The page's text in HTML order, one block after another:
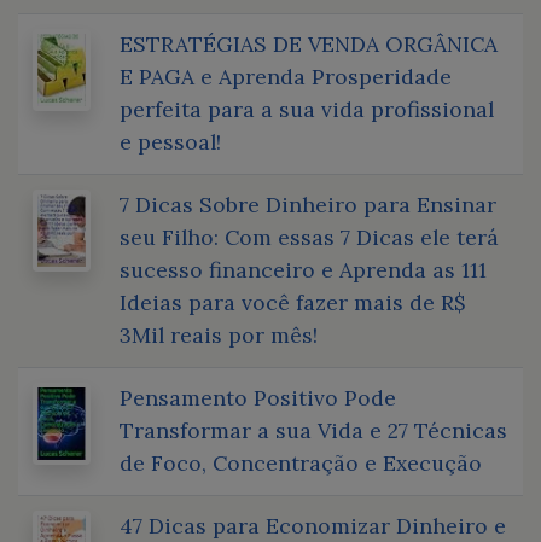
ESTRATÉGIAS DE VENDA ORGÂNICA
E PAGA e Aprenda Prosperidade
perfeita para a sua vida profissional
e pessoal!
7 Dicas Sobre Dinheiro para Ensinar
seu Filho: Com essas 7 Dicas ele terá
sucesso financeiro e Aprenda as 111
Ideias para você fazer mais de R$
3Mil reais por mês!
Pensamento Positivo Pode
Transformar a sua Vida e 27 Técnicas
de Foco, Concentração e Execução
47 Dicas para Economizar Dinheiro e